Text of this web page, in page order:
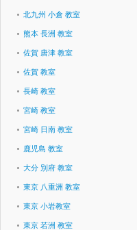
北九州 小倉 教室
熊本 長洲 教室
佐賀 唐津 教室
佐賀 教室
長崎 教室
宮崎 教室
宮崎 日南 教室
鹿児島 教室
大分 別府 教室
東京 八重洲 教室
東京 小岩教室
東京 若洲 教室